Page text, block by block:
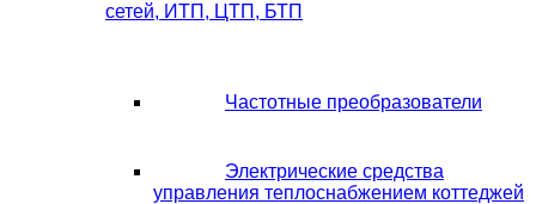
сетей, ИТП, ЦТП, БТП
Частотные преобразователи
Электрические средства
управления теплоснабжением коттеджей